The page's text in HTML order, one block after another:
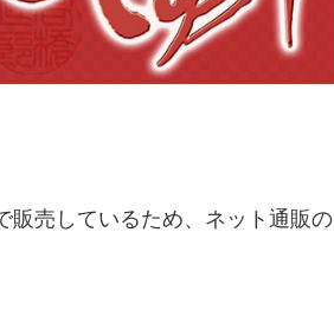
販売しているため、ネット通販の